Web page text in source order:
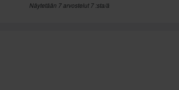
Näytetään 7 arvostelut 7 :sta/ä